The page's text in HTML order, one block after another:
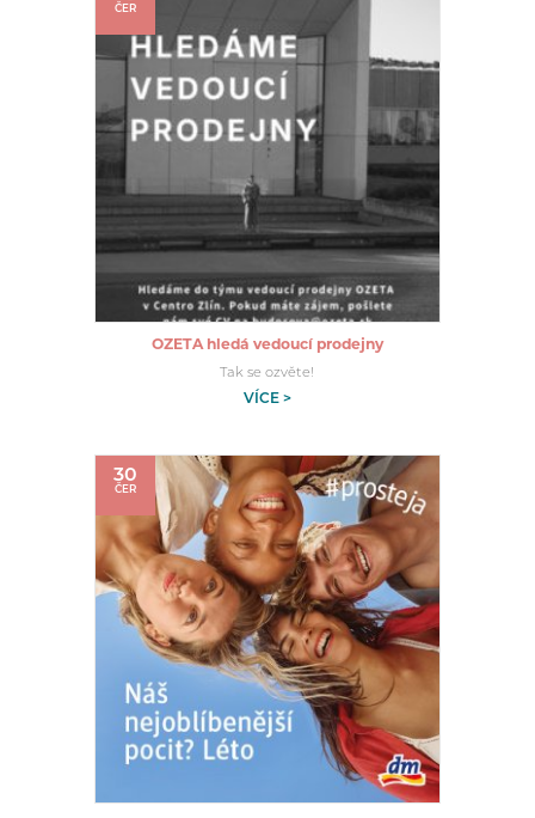
ČER
OZETA hledá vedoucí prodejny
Tak se ozvěte!
VÍCE >
30
ČER